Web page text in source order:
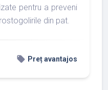
pentru a preveni
din pat.
local_offer Preț avantajos